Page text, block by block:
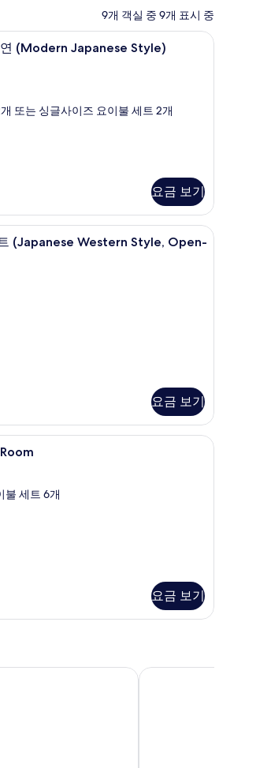
9개 객실 중 9개 표시 중
트래디셔널룸, 금연 (Modern Japanese Style)
연 (Modern Japanese Style)
또는 싱글사이즈 요이불 세트 2개
요금 보기
Futon) | 다이닝
트래디셔널 스위트 (Japanese Western
(Japanese Western Style, Open-
요금 보기
상, 방음 설비, 무료 WiFi
불 세트 6개
요금 보기
OMO Kansai Airport